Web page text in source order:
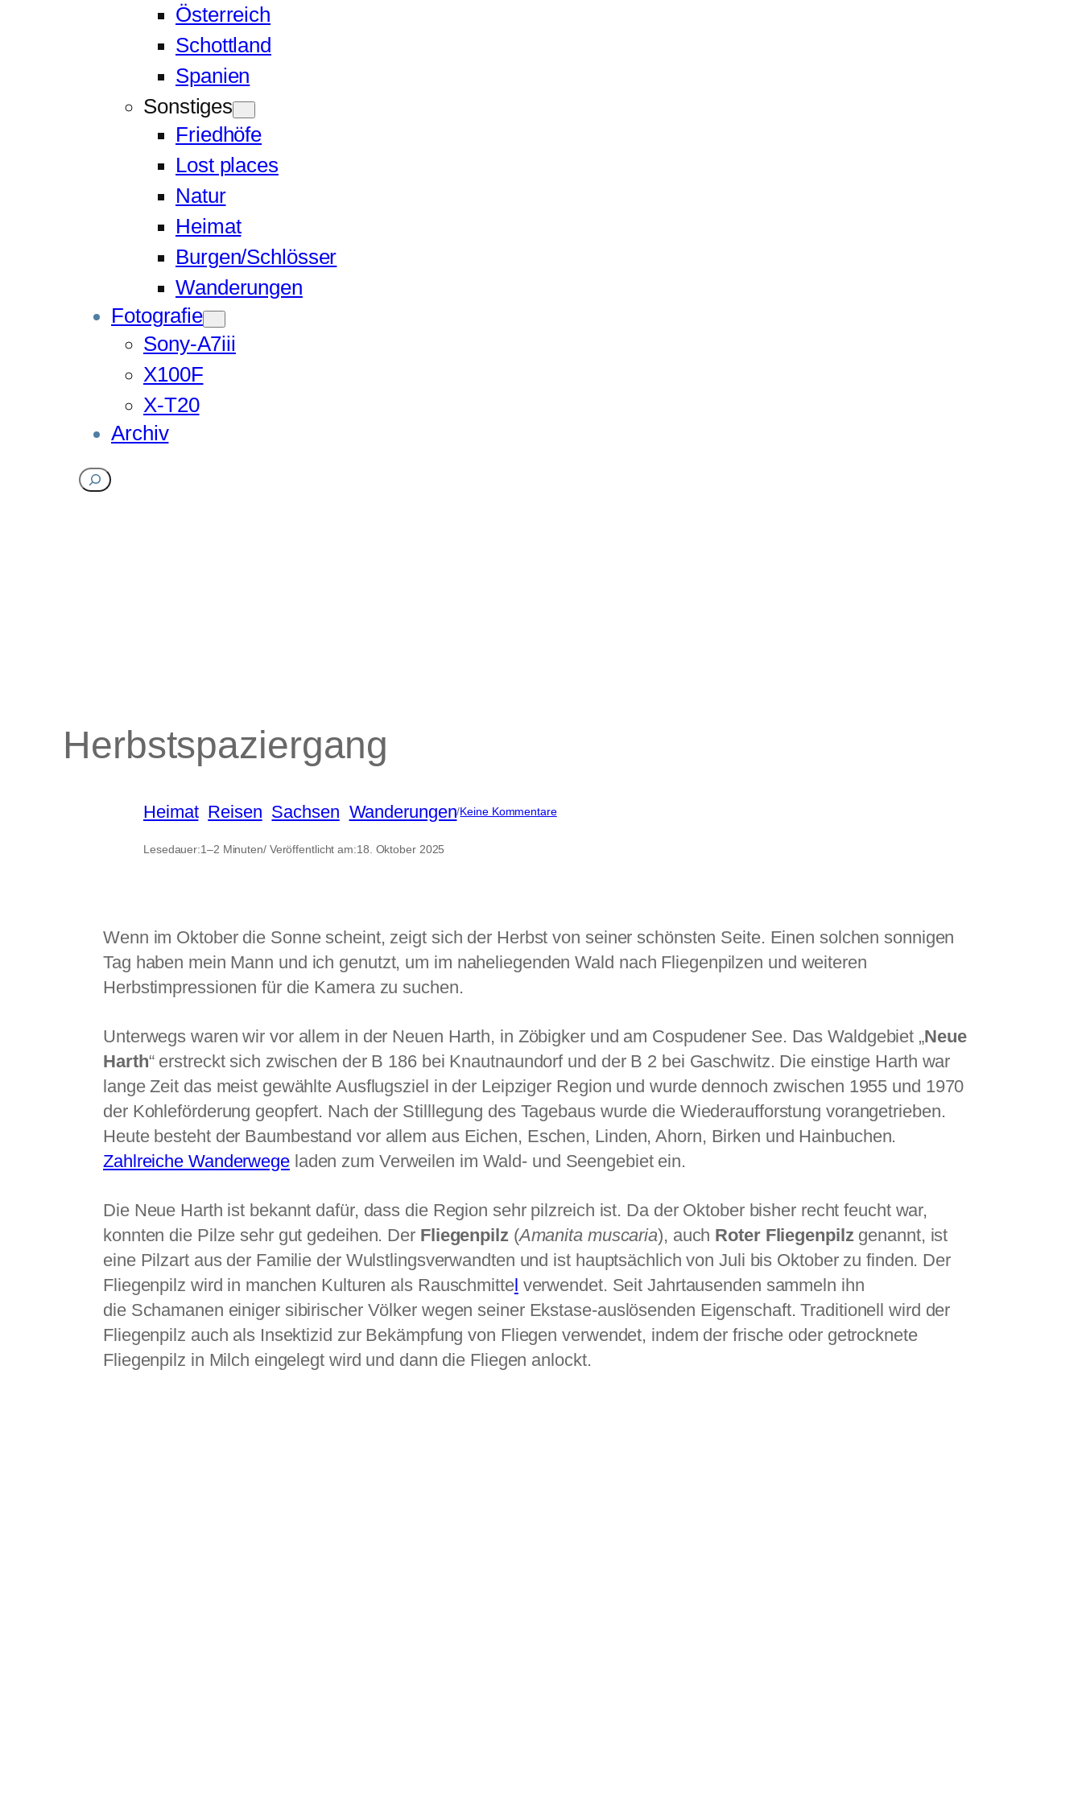
Österreich
Schottland
Spanien
Sonstiges
Friedhöfe
Lost places
Natur
Heimat
Burgen/Schlösser
Wanderungen
Fotografie
Sony-A7iii
X100F
X-T20
Archiv
Suchen
Herbstspaziergang
Heimat, Reisen Sachsen Wanderungen/Keine Kommentarezu
Lesedauer:1–2 Minuten/ Veröffentlicht am:18. Oktober 2025
Wenn im Oktober die Sonne scheint, zeigt sich der Herbst von seiner schönsten Seite. Einen solchen sonnigen
Tag haben mein Mann und ich genutzt, um im naheliegenden Wald nach Fliegenpilzen und weiteren
Herbstimpressionen für die Kamera zu suchen.
Unterwegs waren wir vor allem in der Neuen Harth, in Zöbigker und am Cospudener See. Das Waldgebiet „Neue
Harth“ erstreckt sich zwischen der B 186 bei Knautnaundorf und der B 2 bei Gaschwitz. Die einstige Harth war
lange Zeit das meist gewählte Ausflugsziel in der Leipziger Region und wurde dennoch zwischen 1955 und 1970
der Kohleförderung geopfert. Nach der Stilllegung des Tagebaus wurde die Wiederaufforstung vorangetrieben.
Heute besteht der Baumbestand vor allem aus Eichen, Eschen, Linden, Ahorn, Birken und Hainbuchen.
Zahlreiche Wanderwegeladen zum Verweilen im Wald- und Seengebiet ein.
Die Neue Harth ist bekannt dafür, dass die Region sehr pilzreich ist. Da der Oktober bisher recht feucht war,
konnten die Pilze sehr gut gedeihen. Der Fliegenpilz(Amanita muscaria), auch Roter Fliegenpilzgenannt, ist
eine Pilzart aus der Familie der Wulstlingsverwandten und ist hauptsächlich von Juli bis Oktober zu finden. Der
Fliegenpilz wird in manchen Kulturen als Rauschmittel verwendet. Seit Jahrtausenden sammeln ihn
die Schamanen einiger sibirischer Völker wegen seiner Ekstase-auslösenden Eigenschaft. Traditionell wird der
Fliegenpilz auch als Insektizid zur Bekämpfung von Fliegen verwendet, indem der frische oder getrocknete
Fliegenpilz in Milch eingelegt wird und dann die Fliegen anlockt.